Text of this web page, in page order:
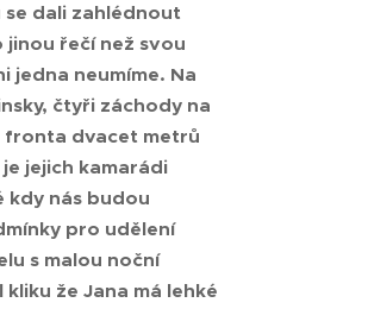
dali zahlédnout
řečí než svou
jedna neumíme. Na
čtyři záchody na
fronta dvacet metrů
jejich kamarádi
kdy nás budou
pro udělení
s malou noční
že Jana má lehké